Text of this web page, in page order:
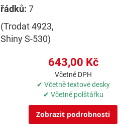
řádků: 7
(Trodat 4923,
Shiny S-530)
643,00 Kč
Včetně DPH
✔ Včetně textové desky
✔ Včetně polštářku
Zobrazit podrobnosti